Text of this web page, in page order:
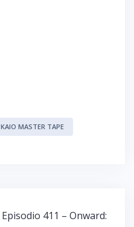
KAIO MASTER TAPE
Episodio 411 – Onward: